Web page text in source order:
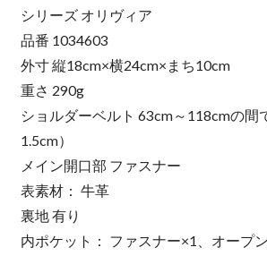
シリーズ オリヴィア
品番 1034603
外寸 縦18cm×横24cm×まち10cm
重さ 290g
ショルダーベルト 63cm～118cmの間
1.5cm）
メイン開口部 ファスナー
表素材： 牛革
裏地 有り
内ポケット： ファスナー×1、オープ